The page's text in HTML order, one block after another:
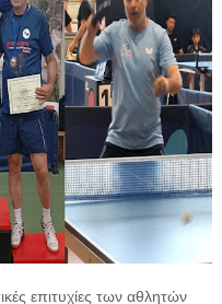
επιτυχίες των αθλητών